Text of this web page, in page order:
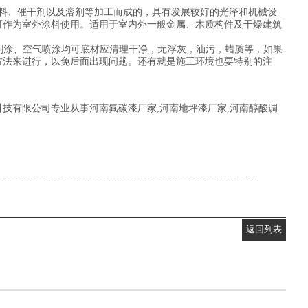
催干剂以及溶剂等加工而成的，具有发展较好的光泽和机械设
为室外涂料使用。适用于室内外一般金属、木质构件及干燥建筑
、空气喷涂均可底材应清理干净，无浮灰，油污，蜡质等，如果
来进行，以免后面出现问题。还有就是施工环境也要特别的注
有限公司专业从事河南氟碳漆厂家,河南地坪漆厂家,河南醇酸调
返回列表